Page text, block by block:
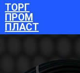
ТОРГ
ПРОМ
ПЛАСТ